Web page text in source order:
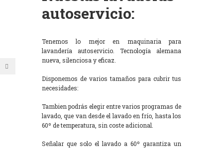
autoservicio:
Tenemos lo mejor en maquinaria para
lavandería autoservicio. Tecnología alemana
nueva, silenciosa y eficaz.
Disponemos de varios tamaños para cubrir tus
necesidades:
Tambien podrás elegir entre varios programas de
lavado, que van desde el lavado en frío, hasta los
60º de temperatura, sin coste adicional.
Señalar que solo el lavado a 60º garantiza un